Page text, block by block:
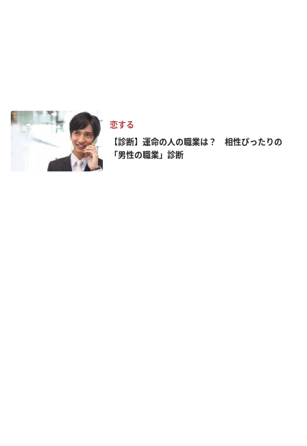
恋する
【診断】運命の人の職業は？ 相性ぴったりの
「男性の職業」診断